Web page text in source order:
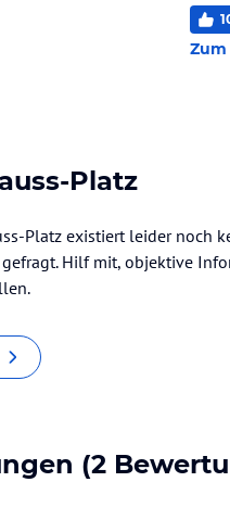
Zum
Platz
Platz existiert leider noch
Hilf mit, objektive
(2